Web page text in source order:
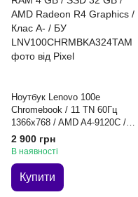
Ноутбук Lenovo 100e
Chromebook / 11 TN 60Гц
1366x768 / AMD A4-9120C /
RAM 4 GB / SSD 32 GB / AMD
Radeon R4 Graphics / Клас A- /
2 900 грн
В наявності
Купити